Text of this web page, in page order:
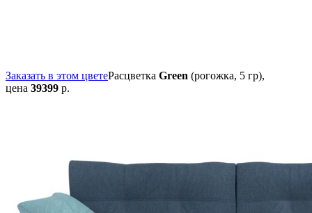
Заказать в этом цветеРасцветка Green (рогожка, 5 гр),
цена 39399 р.